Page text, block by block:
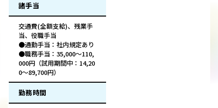
諸手当
交通費(全額支給)、残業手
当、役職手当
●通勤手当：社内規定あり
●職務手当：35,000～110,
000円（試用期間中：14,20
0～89,700円）
勤務時間